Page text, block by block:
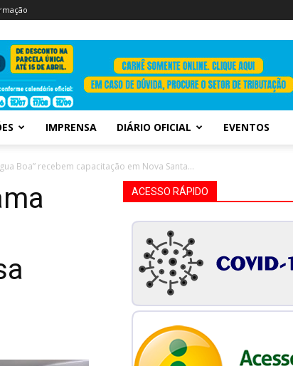
IMPRENSA DIÁRIO OFICIAL EVENTOS
Boa” recebem capacitação em Nova Santa...
ACESSO RÁPIDO